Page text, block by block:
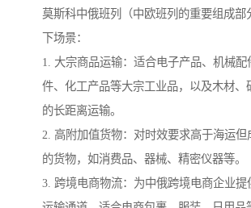
莫斯科中俄班列（中欧班列的重要组成部
下场景：
1. 大宗商品运输：适合电子产品、机械配
件、化工产品等大宗工业品，以及木材、
的长距离运输。
2. 高附加值货物：对时效要求高于海运但
的货物，如消费品、器械、精密仪器等。
3. 跨境电商物流：为中俄跨境电商企业提